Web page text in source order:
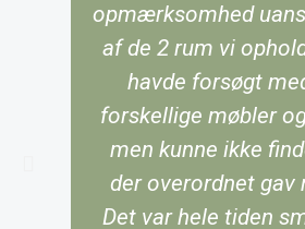
opmærksomhed
af de 2 rum vi
havde forsøgt
forskellige møbler
men kunne ikke
der overordnet gav
Det var hele tiden